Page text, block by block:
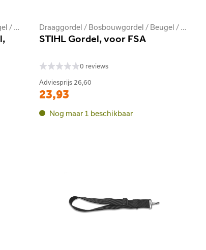
Draaggordel / Bosbouwgordel / Beugel / Stootkussen Draaggordel / Bosbouwgordel / Beugel / Stootkussen
STIHL Gordel, voor FSA
0 reviews
Adviesprijs 26,60
23,93
Nog maar 1 beschikbaar